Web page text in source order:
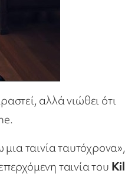
αλλά νιώθει ότι
ταινία ταυτόχρονα»,
ταινία του